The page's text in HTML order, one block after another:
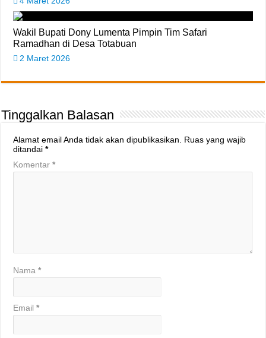
Wakil Bupati Dony Lumenta Pimpin Tim Safari
Ramadhan di Desa Totabuan
2 Maret 2026
Tinggalkan Balasan
Alamat email Anda tidak akan dipublikasikan. Ruas yang wajib
ditandai*
Komentar*
Nama*
Email*